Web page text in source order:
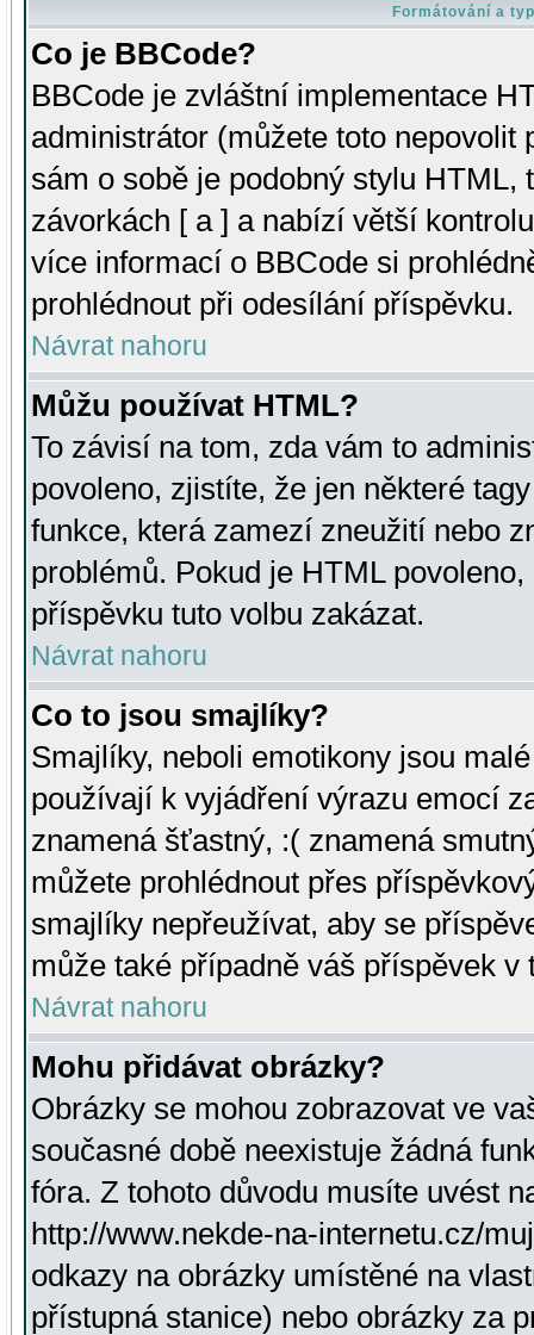
Formátování a
Co je BBCode?
BBCode je zvláštní implementace
administrátor (můžete toto
sám o sobě je podobný stylu HTML,
závorkách [ a ] a nabízí větší
více informací o BBCode si
prohlédnout při odesílání příspěvku.
Návrat nahoru
Můžu používat HTML?
To závisí na tom, zda vám to
povoleno, zjistíte, že jen některé
funkce, která zamezí zneužití nebo
problémů. Pokud je HTML
příspěvku tuto volbu zakázat.
Návrat nahoru
Co to jsou smajlíky?
Smajlíky, neboli emotikony jsou
používají k vyjádření výrazu emocí
znamená šťastný, :( znamená
můžete prohlédnout přes
smajlíky nepřeužívat, aby se
může také případně váš příspěvek v
Návrat nahoru
Mohu přidávat obrázky?
Obrázky se mohou zobrazovat ve
současné době neexistuje žádná
fóra. Z tohoto důvodu musíte uvést
http://www.nekde-na-internetu.cz/
odkazy na obrázky umístěné na
přístupná stanice) nebo obrázky za